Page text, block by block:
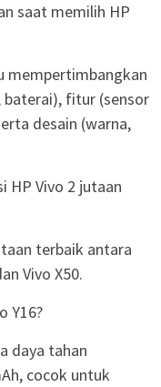
saat memilih HP
mempertimbangkan
baterai), fitur (sensor
desain (warna,
HP Vivo 2 jutaan
terbaik antara
Vivo X50.
Y16?
daya tahan
cocok untuk